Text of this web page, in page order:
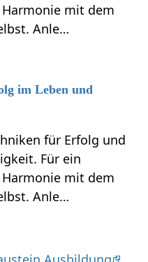
mit dem
Anle…
im Leben und
für Erfolg und
Für ein
mit dem
Anle…